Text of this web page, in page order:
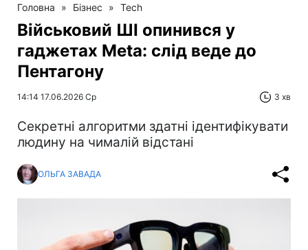
Головна » Бізнес » Tech
Військовий ШІ опинився у
гаджетах Meta: слід веде до
Пентагону
14:14 17.06.2026 Ср 3 хв
Секретні алгоритми здатні ідентифікувати
людину на чималій відстані
ОЛЬГА ЗАВАДА